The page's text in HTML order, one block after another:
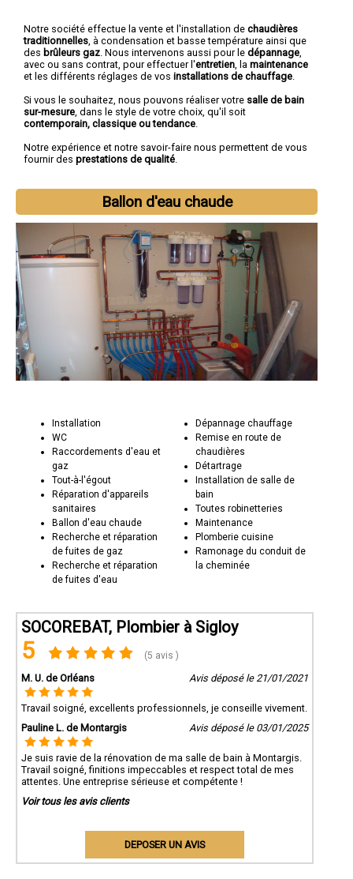
Notre société effectue la vente et l'installation de chaudières
traditionnelles, à condensation et basse température ainsi que
des brûleurs gaz. Nous intervenons aussi pour le dépannage,
avec ou sans contrat, pour effectuer l'entretien, la maintenance
et les différents réglages de vos installations de chauffage.
Si vous le souhaitez, nous pouvons réaliser votre salle de bain
sur-mesure, dans le style de votre choix, qu'il soit
contemporain, classique ou tendance.
Notre expérience et notre savoir-faire nous permettent de vous
fournir des prestations de qualité.
Ballon d'eau chaude
Installation
WC
Raccordements d'eau et
gaz
Tout-à-l'égout
Réparation d'appareils
sanitaires
Ballon d'eau chaude
Recherche et réparation
de fuites de gaz
Recherche et réparation
de fuites d'eau
Dépannage chauffage
Remise en route de
chaudières
Détartrage
Installation de salle de
bain
Toutes robinetteries
Maintenance
Plomberie cuisine
Ramonage du conduit de
la cheminée
SOCOREBAT, Plombier à Sigloy
5 (5 avis )
M. U. de Orléans Avis déposé le 21/01/2021
Travail soigné, excellents professionnels, je conseille vivement.
Pauline L. de Montargis
Avis déposé le 03/01/2025
Je suis ravie de la rénovation de ma salle de bain à Montargis.
Travail soigné, finitions impeccables et respect total de mes
attentes. Une entreprise sérieuse et compétente !
Voir tous les avis clients
DEPOSER UN AVIS